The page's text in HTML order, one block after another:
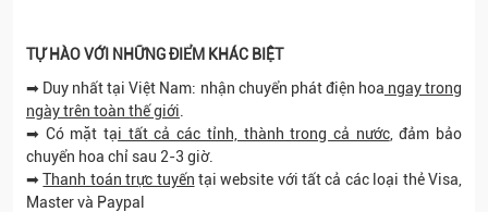
TỰ HÀO VỚI NHỮNG ĐIỂM KHÁC BIỆT
➡ Duy nhất tại Việt Nam: nhận chuyển phát điện hoa ngay trong
ngày trên toàn thế giới
➡ Có mặt tại tất cả các tỉnh, thành trong cả nước, đảm bảo
chuyển hoa chỉ sau 2-3 giờ.
➡Thanh toán trực tuyến tại website với tất cả các loại thẻ Visa,
Master và Paypal